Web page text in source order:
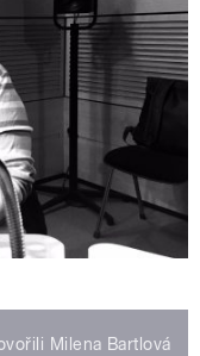
Milena Bartlová